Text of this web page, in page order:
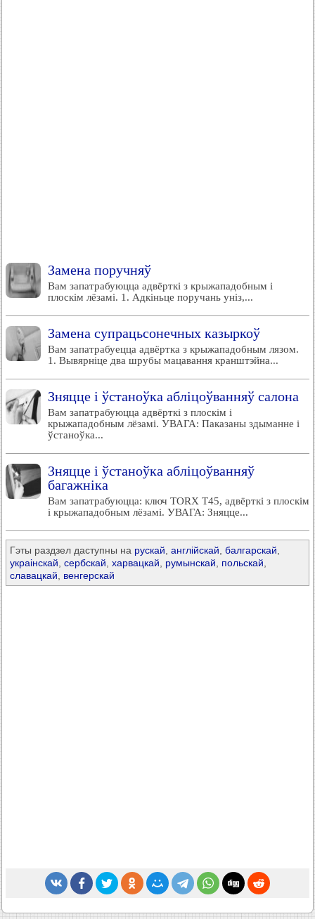
Замена поручняў
Вам запатрабуюцца адвёрткі з крыжападобным і
плоскім лёзамі. 1. Адкіньце поручань уніз,...
Замена супрацьсонечных казыркоў
Вам запатрабуецца адвёртка з крыжападобным лязом.
1. Вывярніце два шрубы мацавання кранштэйна...
Зняцце і ўстаноўка абліцоўванняў салона
Вам запатрабуюцца адвёрткі з плоскім і
крыжападобным лёзамі. УВАГА: Паказаны здыманне і
ўстаноўка...
Зняцце і ўстаноўка абліцоўванняў
багажніка
Вам запатрабуюцца: ключ TORX T45, адвёрткі з плоскім
і крыжападобным лёзамі. УВАГА: Зняцце...
Гэты раздзел даступны на рускай англійскай балгарскай
украінскай сербскай харвацкай румынскай польскай
славацкай
венгерскай